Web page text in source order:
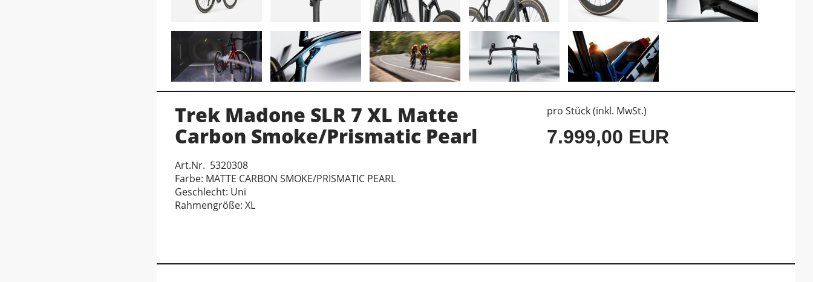
Trek Madone SLR 7 XL Matte
Carbon Smoke/Prismatic Pearl
Art.Nr. 5320308
Farbe: MATTE CARBON SMOKE/PRISMATIC PEARL
Geschlecht: Uni
Rahmengröße: XL
pro Stück (inkl. MwSt.)
7.999,00 EUR